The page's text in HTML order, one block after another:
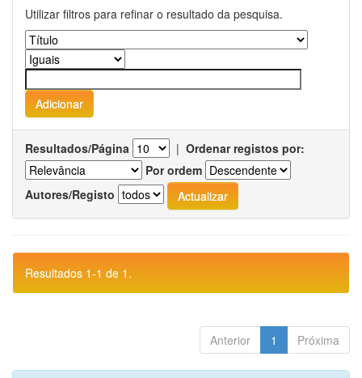
Utilizar filtros para refinar o resultado da pesquisa.
Resultados/Página | Ordenar registos por:
Por ordem
Autores/Registo
Resultados 1-1 de 1.
Anterior 1 Próxima